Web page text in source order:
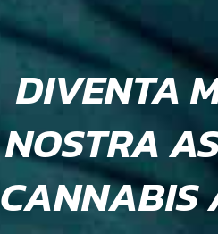
DIVENTA
NOSTRA
CANNABIS